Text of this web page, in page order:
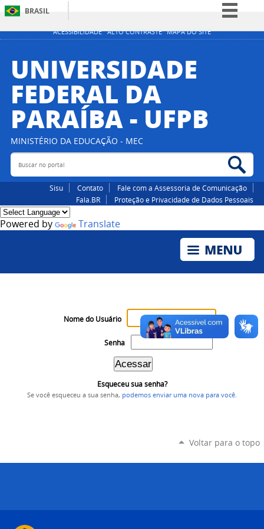
ACESSIBILIDADE ALTO CONTRASTE MAPA DO SITE
BRASIL
Simplifique!
Participe
Acesso à informação
Canais
UNIVERSIDADE
FEDERAL DA
PARAÍBA - UFPB
MINISTÉRIO DA EDUCAÇÃO - MEC
Buscar no portal
Sisu Contato
Fale com a Assessoria de Comunicação
Fala.BR
Proteção e Privacidade de Dados Pessoais
Powered by Translate
Nome do Usuário
Senha
Esqueceu sua senha?
Se você esqueceu a sua senha, podemos enviar uma nova para você
Voltar para o topo